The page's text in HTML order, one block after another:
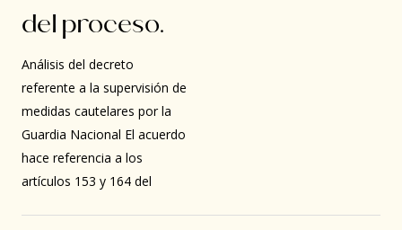
del proceso.
Análisis del decreto
referente a la supervisión de
medidas cautelares por la
Guardia Nacional El acuerdo
hace referencia a los
artículos 153 y 164 del